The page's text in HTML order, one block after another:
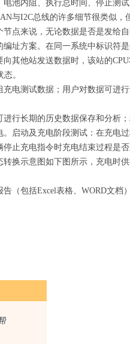
池内阻、执行总时间、停止测
与I2C总线的许多细节很类似
点来说，无论数据是否是发给
址方案。在同一系统中标识符
其他站发送数据时，该站的
。
电测试数据；用户对数据可进行
行长期的历史数据保存和分析
启动及充电阶段测试：在充电
止充电指令时充电结束过程是
换示意图如下图所示，充电时
（包括Excel表格、WORD文档）